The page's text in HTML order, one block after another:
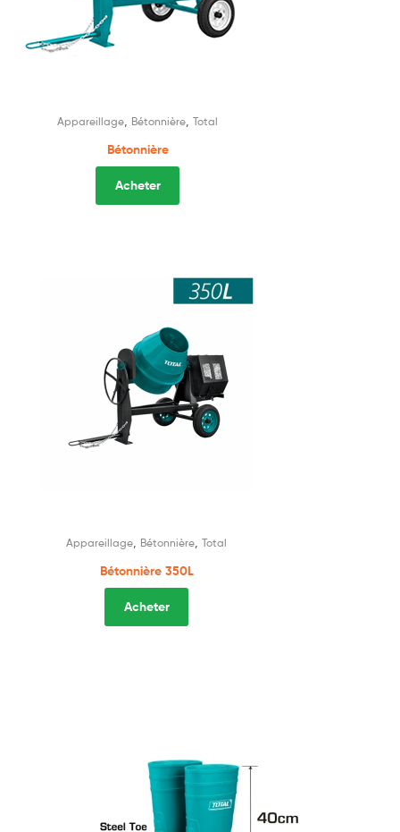
Appareillage Bétonnière Total
Bétonnière
Acheter
Appareillage Bétonnière Total
Bétonnière 350L
Acheter